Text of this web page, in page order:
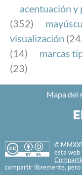
acentuación
(352)
visualización
(14)
marcas
(23)
Mapa del
©
esta web
compartir libremente, pero